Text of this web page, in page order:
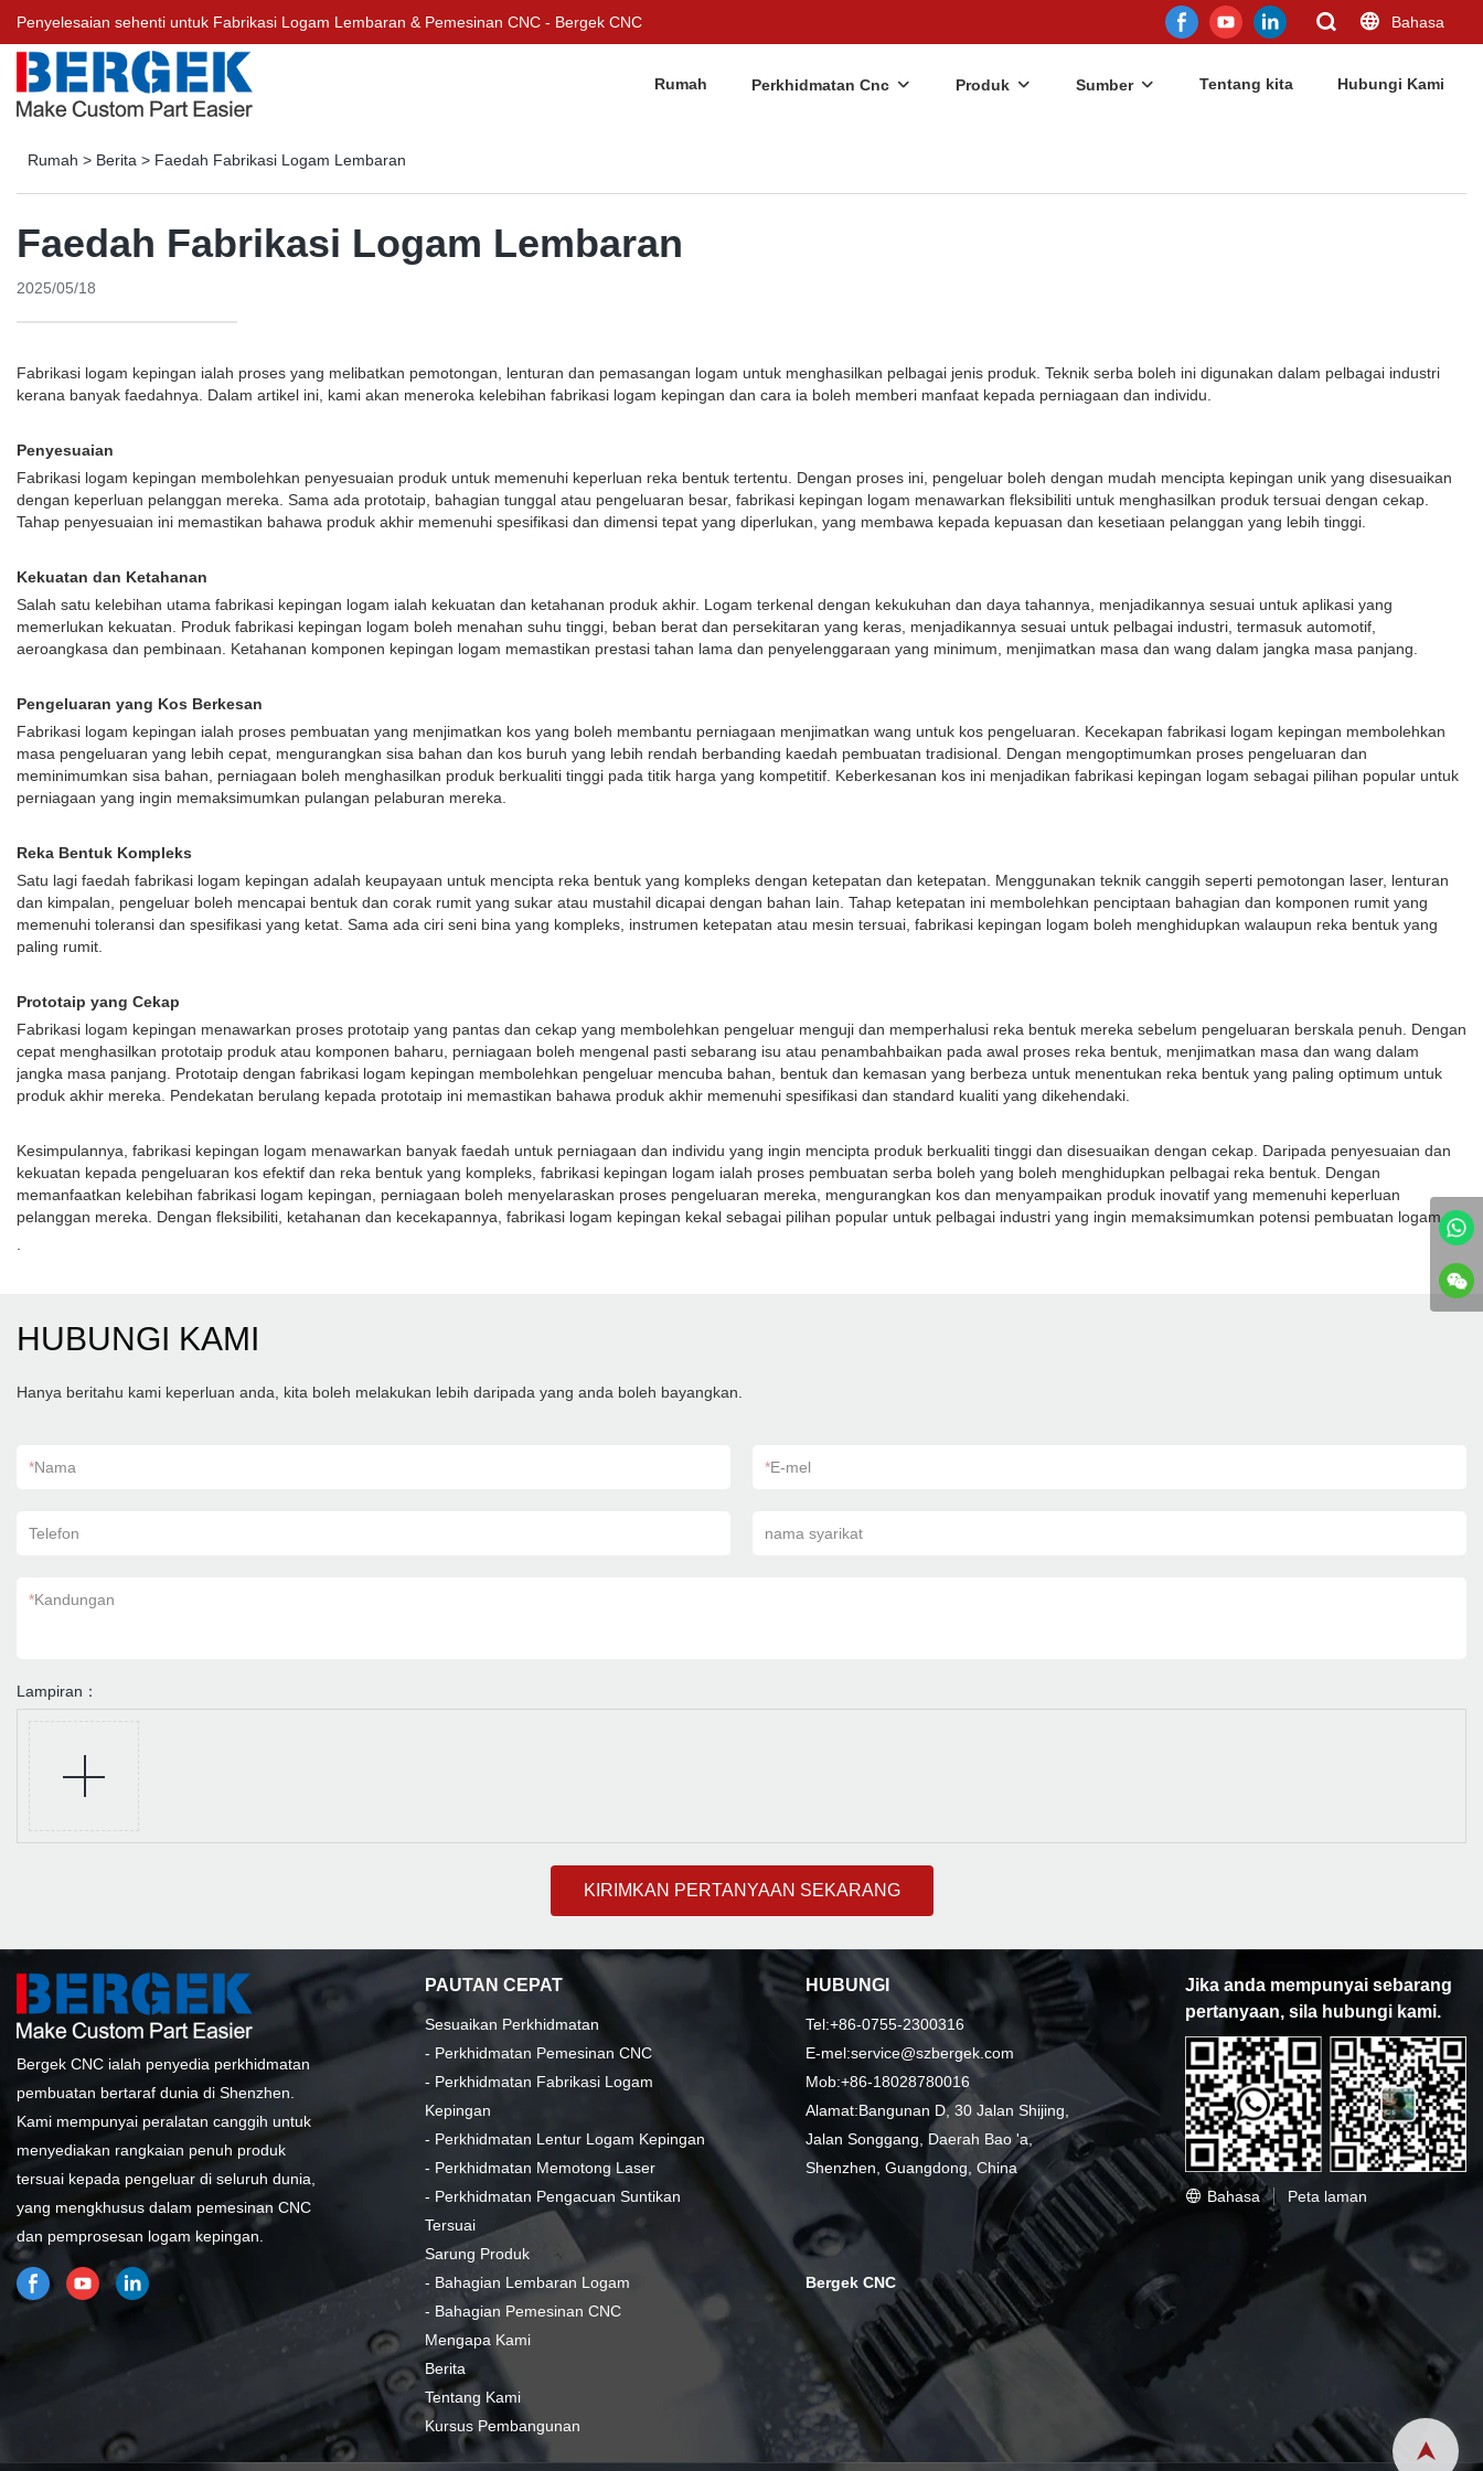
Penyelesaian sehenti untuk Fabrikasi Logam Lembaran & Pemesinan CNC - Bergek CNC Bahasa
Rumah Perkhidmatan Cnc Produk Sumber Tentang kita Hubungi Kami
Rumah > Berita > Faedah Fabrikasi Logam Lembaran
Faedah Fabrikasi Logam Lembaran
2025/05/18
Fabrikasi logam kepingan ialah proses yang melibatkan pemotongan, lenturan dan pemasangan logam untuk menghasilkan pelbagai jenis produk. Teknik serba boleh ini digunakan dalam pelbagai industri
kerana banyak faedahnya. Dalam artikel ini, kami akan meneroka kelebihan fabrikasi logam kepingan dan cara ia boleh memberi manfaat kepada perniagaan dan individu.
Penyesuaian
Fabrikasi logam kepingan membolehkan penyesuaian produk untuk memenuhi keperluan reka bentuk tertentu. Dengan proses ini, pengeluar boleh dengan mudah mencipta kepingan unik yang disesuaikan
dengan keperluan pelanggan mereka. Sama ada prototaip, bahagian tunggal atau pengeluaran besar, fabrikasi kepingan logam menawarkan fleksibiliti untuk menghasilkan produk tersuai dengan cekap.
Tahap penyesuaian ini memastikan bahawa produk akhir memenuhi spesifikasi dan dimensi tepat yang diperlukan, yang membawa kepada kepuasan dan kesetiaan pelanggan yang lebih tinggi.
Kekuatan dan Ketahanan
Salah satu kelebihan utama fabrikasi kepingan logam ialah kekuatan dan ketahanan produk akhir. Logam terkenal dengan kekukuhan dan daya tahannya, menjadikannya sesuai untuk aplikasi yang
memerlukan kekuatan. Produk fabrikasi kepingan logam boleh menahan suhu tinggi, beban berat dan persekitaran yang keras, menjadikannya sesuai untuk pelbagai industri, termasuk automotif,
aeroangkasa dan pembinaan. Ketahanan komponen kepingan logam memastikan prestasi tahan lama dan penyelenggaraan yang minimum, menjimatkan masa dan wang dalam jangka masa panjang.
Pengeluaran yang Kos Berkesan
Fabrikasi logam kepingan ialah proses pembuatan yang menjimatkan kos yang boleh membantu perniagaan menjimatkan wang untuk kos pengeluaran. Kecekapan fabrikasi logam kepingan membolehkan
masa pengeluaran yang lebih cepat, mengurangkan sisa bahan dan kos buruh yang lebih rendah berbanding kaedah pembuatan tradisional. Dengan mengoptimumkan proses pengeluaran dan
meminimumkan sisa bahan, perniagaan boleh menghasilkan produk berkualiti tinggi pada titik harga yang kompetitif. Keberkesanan kos ini menjadikan fabrikasi kepingan logam sebagai pilihan popular untuk
perniagaan yang ingin memaksimumkan pulangan pelaburan mereka.
Reka Bentuk Kompleks
Satu lagi faedah fabrikasi logam kepingan adalah keupayaan untuk mencipta reka bentuk yang kompleks dengan ketepatan dan ketepatan. Menggunakan teknik canggih seperti pemotongan laser, lenturan
dan kimpalan, pengeluar boleh mencapai bentuk dan corak rumit yang sukar atau mustahil dicapai dengan bahan lain. Tahap ketepatan ini membolehkan penciptaan bahagian dan komponen rumit yang
memenuhi toleransi dan spesifikasi yang ketat. Sama ada ciri seni bina yang kompleks, instrumen ketepatan atau mesin tersuai, fabrikasi kepingan logam boleh menghidupkan walaupun reka bentuk yang
paling rumit.
Prototaip yang Cekap
Fabrikasi logam kepingan menawarkan proses prototaip yang pantas dan cekap yang membolehkan pengeluar menguji dan memperhalusi reka bentuk mereka sebelum pengeluaran berskala penuh. Dengan
cepat menghasilkan prototaip produk atau komponen baharu, perniagaan boleh mengenal pasti sebarang isu atau penambahbaikan pada awal proses reka bentuk, menjimatkan masa dan wang dalam
jangka masa panjang. Prototaip dengan fabrikasi logam kepingan membolehkan pengeluar mencuba bahan, bentuk dan kemasan yang berbeza untuk menentukan reka bentuk yang paling optimum untuk
produk akhir mereka. Pendekatan berulang kepada prototaip ini memastikan bahawa produk akhir memenuhi spesifikasi dan standard kualiti yang dikehendaki.
Kesimpulannya, fabrikasi kepingan logam menawarkan banyak faedah untuk perniagaan dan individu yang ingin mencipta produk berkualiti tinggi dan disesuaikan dengan cekap. Daripada penyesuaian dan
kekuatan kepada pengeluaran kos efektif dan reka bentuk yang kompleks, fabrikasi kepingan logam ialah proses pembuatan serba boleh yang boleh menghidupkan pelbagai reka bentuk. Dengan
memanfaatkan kelebihan fabrikasi logam kepingan, perniagaan boleh menyelaraskan proses pengeluaran mereka, mengurangkan kos dan menyampaikan produk inovatif yang memenuhi keperluan
pelanggan mereka. Dengan fleksibiliti, ketahanan dan kecekapannya, fabrikasi logam kepingan kekal sebagai pilihan popular untuk pelbagai industri yang ingin memaksimumkan potensi pembuatan logam.
HUBUNGI KAMI
Hanya beritahu kami keperluan anda, kita boleh melakukan lebih daripada yang anda boleh bayangkan.
*Nama *E-mel
Telefon nama syarikat
*Kandungan
Lampiran：
KIRIMKAN PERTANYAAN SEKARANG
Bergek CNC ialah penyedia perkhidmatan
pembuatan bertaraf dunia di Shenzhen.
Kami mempunyai peralatan canggih untuk
menyediakan rangkaian penuh produk
tersuai kepada pengeluar di seluruh dunia,
yang mengkhusus dalam pemesinan CNC
dan pemprosesan logam kepingan.
PAUTAN CEPAT
Sesuaikan Perkhidmatan
- Perkhidmatan Pemesinan CNC
- Perkhidmatan Fabrikasi Logam
Kepingan
- Perkhidmatan Lentur Logam Kepingan
- Perkhidmatan Memotong Laser
- Perkhidmatan Pengacuan Suntikan
Tersuai
Sarung Produk
- Bahagian Lembaran Logam
- Bahagian Pemesinan CNC
Mengapa Kami
Berita
Tentang Kami
Kursus Pembangunan
HUBUNGI
Tel:+86-0755-2300316
E-mel:service@szbergek.com
Mob:+86-18028780016
Alamat:Bangunan D, 30 Jalan Shijing,
Jalan Songgang, Daerah Bao 'a,
Shenzhen, Guangdong, China
Bergek CNC
Jika anda mempunyai sebarang
pertanyaan, sila hubungi kami.
Bahasa Peta laman